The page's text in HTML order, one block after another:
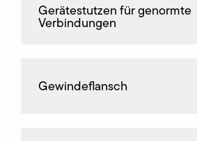
Gerätestutzen für genormte
Verbindungen
Gewindeflansch